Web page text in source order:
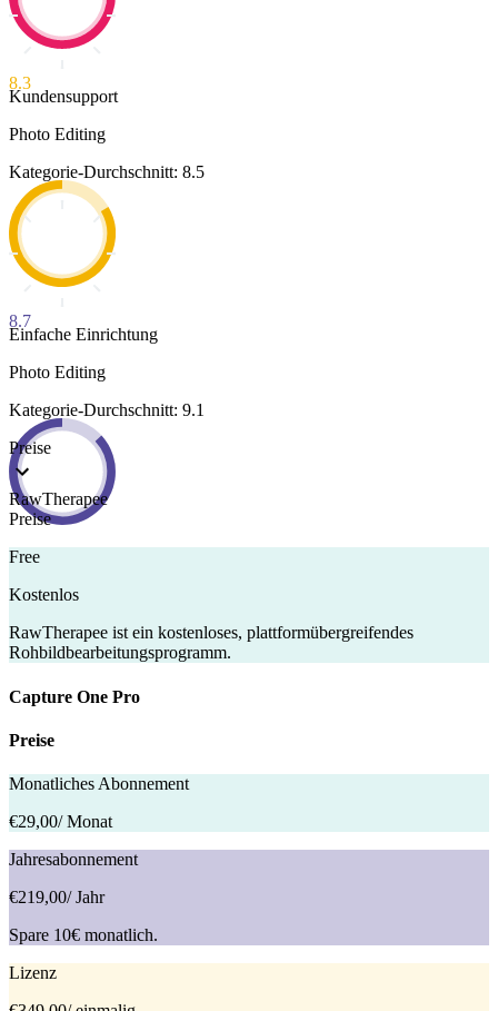
8.3
Kundensupport
Photo Editing
Kategorie-Durchschnitt: 8.5
8.7
Einfache Einrichtung
Photo Editing
Kategorie-Durchschnitt: 9.1
Preise
RawTherapee
Preise
Free
Kostenlos
RawTherapee ist ein kostenloses, plattformübergreifendes
Rohbildbearbeitungsprogramm.
Capture One Pro
Preise
Monatliches Abonnement
€29,00/ Monat
Jahresabonnement
€219,00/ Jahr
Spare 10€ monatlich.
Lizenz